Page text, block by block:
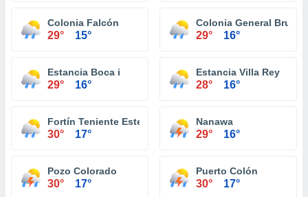
Colonia Falcón
29° 15°
Colonia General
29° 16°
Estancia Boca i
29° 16°
Estancia Villa Rey
28° 16°
Fortín Teniente Esteban Martínez
30° 17°
Nanawa
29° 16°
Pozo Colorado
30° 17°
Puerto Colón
30° 17°